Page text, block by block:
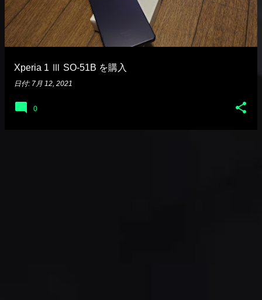
Xperia 1 Ⅲ SO-51B を購入
日付: 7月 12, 2021
0